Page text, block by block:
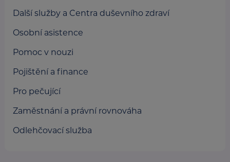
Další služby a Centra duševního zdraví
Osobní asistence
Pomoc v nouzi
Pojištění a finance
Pro pečující
Zaměstnání a právní rovnováha
Odlehčovací služba